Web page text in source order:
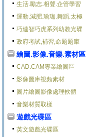
生活.勵志.相聲.企管學習
運動.減肥.瑜珈.舞蹈.太極
巧連智巧虎系列幼教光碟
政府考試,補習,命題題庫
繪圖.影像.音樂.素材區
CAD.CAM專業繪圖區
影像圖庫視頻素材
圖片繪圖影像處理軟體
音樂材質取樣
遊戲光碟區
英文遊戲光碟區